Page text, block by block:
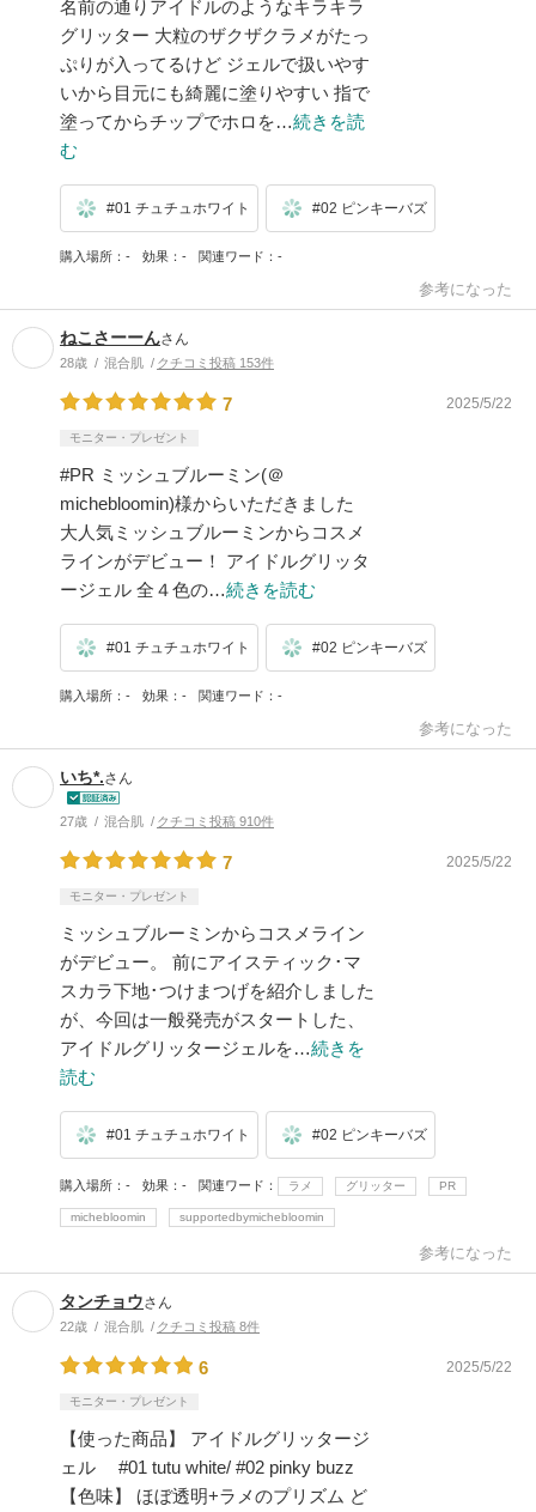
名前の通りアイドルのようなキラキラ
グリッター 大粒のザクザクラメがたっ
ぷりが入ってるけど ジェルで扱いやす
いから目元にも綺麗に塗りやすい 指で
塗ってからチップでホロを…続きを読
む
#01 チュチュホワイト #02 ピンキーバズ
購入場所 - 効果 - 関連ワード -
参考になった
ねこさーーんさん
28歳 混合肌 クチコミ投稿 153件
7 2025/5/22
モニター・プレゼント
#PR ミッシュブルーミン(＠
michebloomin)様からいただきました
大人気ミッシュブルーミンからコスメ
ラインがデビュー！ アイドルグリッタ
ージェル 全４色の…続きを読む
#01 チュチュホワイト #02 ピンキーバズ
購入場所 - 効果 - 関連ワード -
参考になった
いち*.さん
27歳 混合肌 クチコミ投稿 910件
7 2025/5/22
モニター・プレゼント
ミッシュブルーミンからコスメライン
がデビュー。 前にアイスティック･マ
スカラ下地･つけまつげを紹介しました
が、今回は一般発売がスタートした、
アイドルグリッタージェルを…続きを
読む
#01 チュチュホワイト #02 ピンキーバズ
購入場所 - 効果 - 関連ワード ラメ グリッター PR
michebloomin supportedbymichebloomin
参考になった
タンチョウさん
22歳 混合肌 クチコミ投稿 8件
6 2025/5/22
モニター・プレゼント
【使った商品】 アイドルグリッタージ
ェル #01 tutu white/ #02 pinky buzz
【色味】 ほぼ透明+ラメのプリズム ど